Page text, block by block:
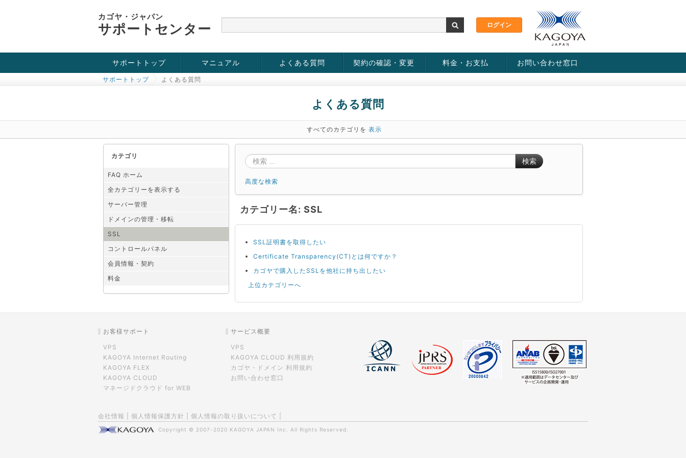
カゴヤ・ジャパン
サポートセンター
サポートトップ
お役立ち情報
チュートリアル
障害・メンテナンス情報
マニュアル よくある質問 契約の確認・変更 料金・お支払 お問い合わせ窓口
サポートトップ よくある質問
よくある質問
すべてのカテゴリを 表示
カテゴリ
FAQ ホーム
全カテゴリーを表示する
サーバー管理
ドメインの管理・移転
SSL
コントロールパネル
会員情報・契約
料金
検索
高度な検索
カテゴリー名: SSL
SSL証明書を取得したい
Certificate Transparency(CT)とは何ですか？
カゴヤで購入したSSLを他社に持ち出したい
上位カテゴリーへ
お客様サポート
VPS
KAGOYA Internet Routing
KAGOYA FLEX
KAGOYA CLOUD
マネージドクラウド for WEB
サービス概要
VPS
KAGOYA CLOUD 利用規約
カゴヤ・ドメイン 利用規約
お問い合わせ窓口
会社情報 個人情報保護方針 個人情報の取り扱いについて
Copyright © 2007-2020 KAGOYA JAPAN Inc. All Rights Reserved.